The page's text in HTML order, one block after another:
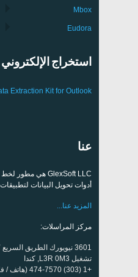
Mbox
Eudora
استخراج الإلكتروني E-وتحليل:
Extraction Kit for Outlook
عنا
GlexSoft LLC هي مطور لخط واسع من المتخصصين
أدوات تحويل البيانات
المزيد عنا...
مركز المراسلات:
3601 نيويورك الطريق السريع 7, ماركهام,
تشغيل L3R 0M3, كندا
+1 (303) 474-7570 (هاتف / فاكس)